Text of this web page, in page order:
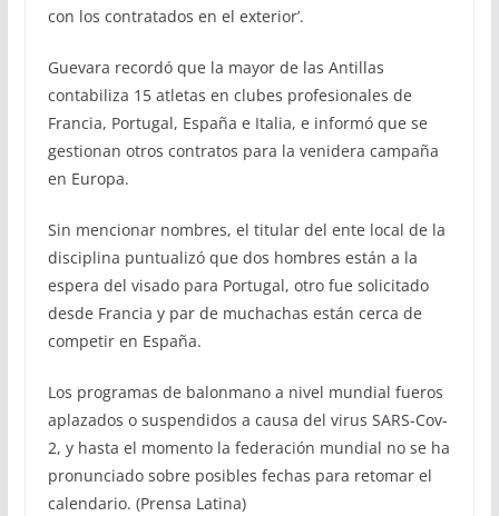
con los contratados en el exterior’.
Guevara recordó que la mayor de las Antillas
contabiliza 15 atletas en clubes profesionales de
Francia, Portugal, España e Italia, e informó que se
gestionan otros contratos para la venidera campaña
en Europa.
Sin mencionar nombres, el titular del ente local de la
disciplina puntualizó que dos hombres están a la
espera del visado para Portugal, otro fue solicitado
desde Francia y par de muchachas están cerca de
competir en España.
Los programas de balonmano a nivel mundial fueros
aplazados o suspendidos a causa del virus SARS-Cov-
2, y hasta el momento la federación mundial no se ha
pronunciado sobre posibles fechas para retomar el
calendario. (Prensa Latina)